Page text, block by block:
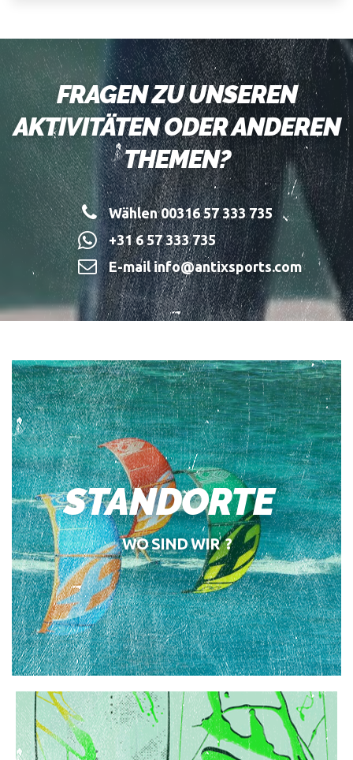
FRAGEN ZU UNSEREN
AKTIVITÄTEN ODER ANDEREN
THEMEN?
Wählen 00316 57 333 735
+31 6 57 333 735
E-mail info@antixsports.com
STANDORTE
WO SIND WIR ?